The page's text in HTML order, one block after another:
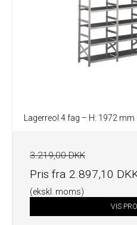
Lagerreol 4 fag – H: 1972
3.219,00 DKK
Pris fra 2.897,10
(ekskl. moms)
VIS